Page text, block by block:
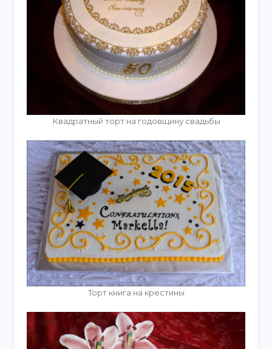
Квадратный торт на годовщину свадьбы
Торт книга на крестины